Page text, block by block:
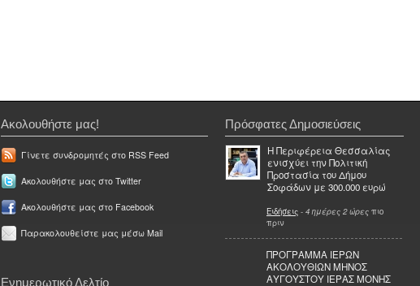
Ακολουθήστε μας!
Γίνετε συνδρομητές στο RSS Feed
Ακολουθήστε μας στο Twitter
Ακολουθήστε μας στο Facebook
Παρακολουθείστε μας μέσω Mail
Ενημερωτικό Δελτίο
Πρόσφατες Δημοσιεύσεις
Η Περιφέρεια Θεσσαλίας
ενισχύει την Πολιτική
Προστασία του Δήμου
Σοφάδων με 300.000 ευρώ
Ειδήσεις - 4 ημέρες 2 ώρες πιο
πριν
ΠΡΟΓΡΑΜΜΑ ΙΕΡΩΝ
ΑΚΟΛΟΥΘΙΩΝ ΜΗΝΟΣ
ΑΥΓΟΥΣΤΟΥ ΙΕΡΑΣ ΜΟΝΗΣ